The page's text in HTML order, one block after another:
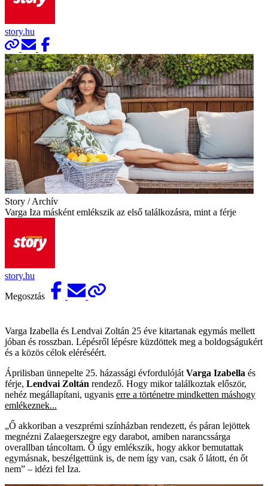
story.hu
Story / Archív
Varga Iza másként emlékszik az első találkozásra, mint a férje
story.hu
Megosztás
Varga Izabella és Lendvai Zoltán 25 éve kitartanak egymás mellett
jóban és rosszban. Lépésről lépésre küzdöttek meg a boldogságukért
és a közös célok eléréséért.
Áprilisban ünnepelte 25. házassági évfordulóját Varga Izabella és
férje, Lendvai Zoltán rendező. Hogy mikor találkoztak először,
nehéz megállapítani, ugyanis erre a történetre mindketten máshogy
emlékeznek...
„Ő akkoriban a veszprémi színházban rendezett, és páran lejöttek
megnézni Zalaegerszegre egy darabot, amiben narancssárga
overallban táncoltam. Ő úgy emlékszik, hogy akkor bemutattak
egymásnak, beszélgettünk is, de nem így van, csak ő látott, én őt
nem” – idézi fel Iza.